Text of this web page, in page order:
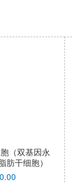
（双基因永
肪干细胞）
QI